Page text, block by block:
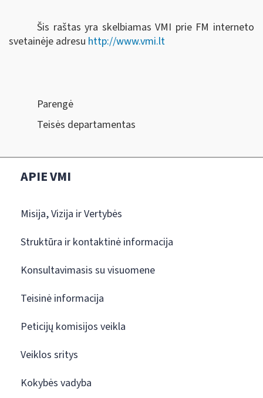
Šis raštas yra skelbiamas VMI prie FM interneto
svetainėje adresu http://www.vmi.lt
Parengė
Teisės departamentas
APIE VMI
Misija, Vizija ir Vertybės
Struktūra ir kontaktinė informacija
Konsultavimasis su visuomene
Teisinė informacija
Peticijų komisijos veikla
Veiklos sritys
Kokybės vadyba